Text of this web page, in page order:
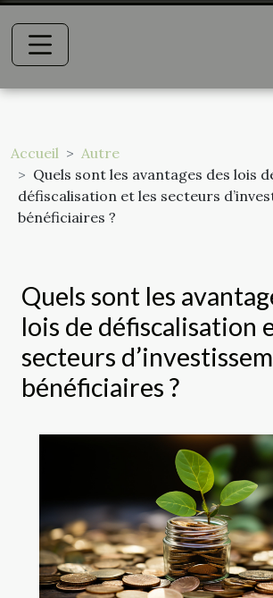
Accueil
Autre
Quels sont les avantages des lois
défiscalisation et les secteurs
bénéficiaires ?
Quels sont les
lois de défiscalisation
secteurs
bénéficiaires ?